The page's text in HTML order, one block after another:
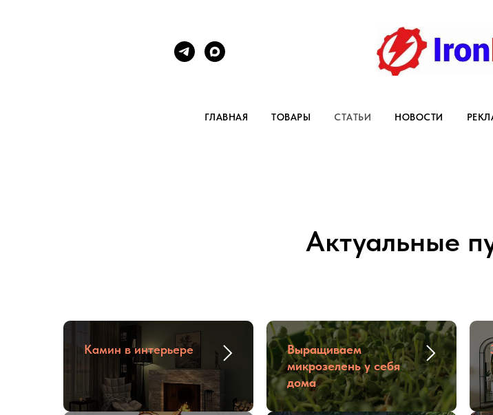
ГЛАВНАЯ ТОВАРЫ СТАТЬИ НОВОСТИ
Актуальные
Камин в интерьере
Выращиваем
микрозелень у себя
дома